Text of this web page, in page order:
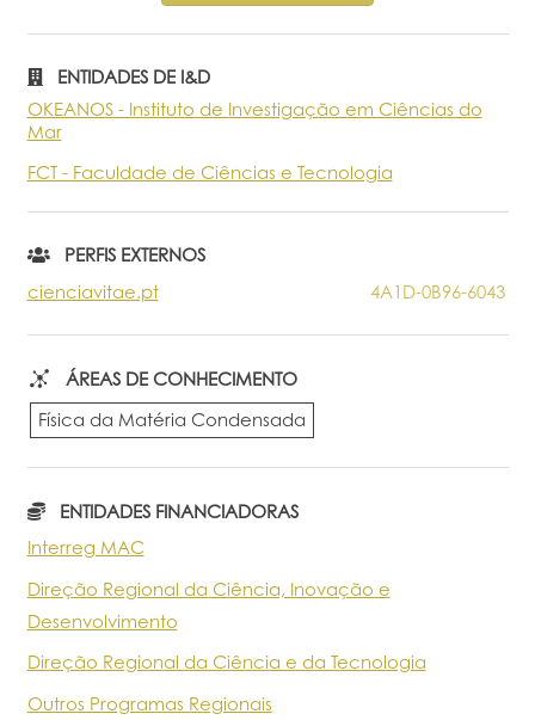
ENTIDADES DE I&D
OKEANOS - Instituto de Investigação em Ciências do
Mar
FCT - Faculdade de Ciências e Tecnologia
PERFIS EXTERNOS
cienciavitae.pt
4A1D-0B96-6043
ÁREAS DE CONHECIMENTO
Física da Matéria Condensada
ENTIDADES FINANCIADORAS
Interreg MAC
Direção Regional da Ciência, Inovação e
Desenvolvimento
Direção Regional da Ciência e da Tecnologia
Outros Programas Regionais